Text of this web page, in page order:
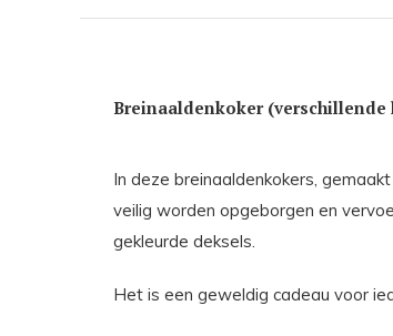
Breinaaldenkoker (verschillende
In deze breinaaldenkokers,
veilig worden opgeborgen en
gekleurde deksels.
Het is een geweldig cadeau voor